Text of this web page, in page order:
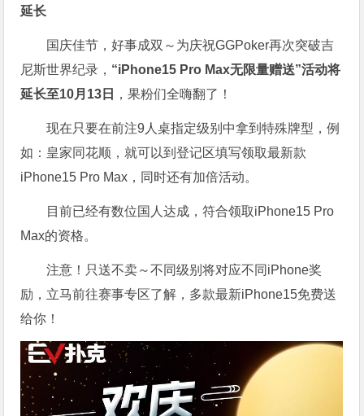
延长
国庆佳节，好事成双～为庆祝GGPoker再次突破吉
尼斯世界纪录， “iPhone15 Pro Max无限量赠送”活动将
延长至10月13日
，果粉们全嗨翻了！
现在只要在前注9人桌指定级别中拿到特殊牌型，例
如：皇家同花顺，就可以到登记区填写领取最新款
iPhone15 Pro Max，同时还有加倍活动。
目前已经有数位国人达成，符合领取iPhone15 Pro
Max的资格。
注意！只送不卖～不同级别将对应不同iPhone奖
励，立马前往赛事专区了解，多款最新iPhone15免费送
给你！